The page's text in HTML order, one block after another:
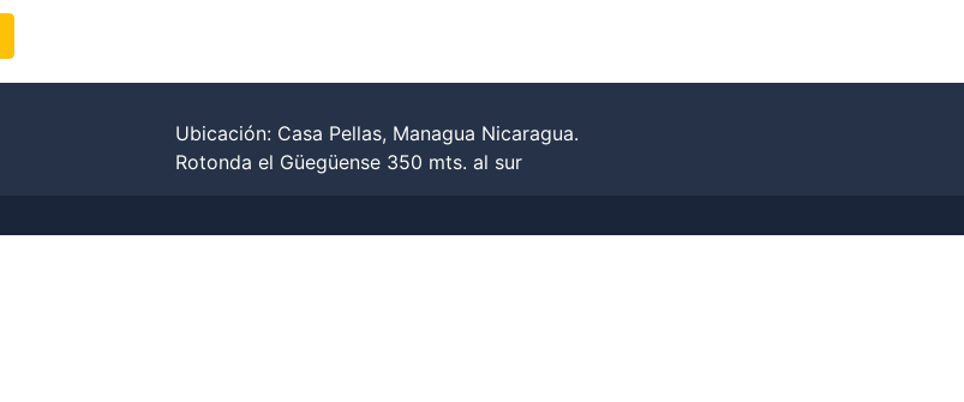
Ubicación: Casa Pellas, Managua Nicaragua.
Rotonda el Güegüense 350 mts. al sur